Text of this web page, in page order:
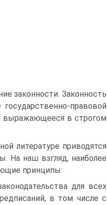
законности. Законность
правовой
выражающееся в строгом
литературе приводятся
На наш взгляд, наиболее
принципы:
для всех
в том числе с